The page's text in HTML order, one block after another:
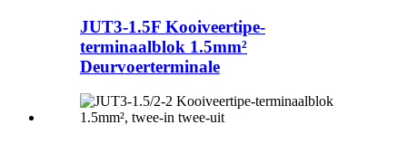
JUT3-1.5F Kooiveertipe-
terminaalblok 1.5mm²
Deurvoerterminale